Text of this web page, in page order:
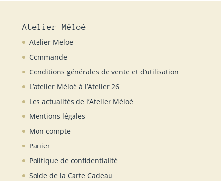
Atelier Méloé
Atelier Meloe
Commande
Conditions générales de vente et d’utilisation
L’atelier Méloé à l’Atelier 26
Les actualités de l’Atelier Méloé
Mentions légales
Mon compte
Panier
Politique de confidentialité
Solde de la Carte Cadeau